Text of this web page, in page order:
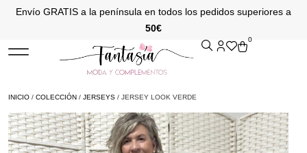
Envío GRATIS a la península en todos los pedidos superiores a
50€
0
INICIO / COLECCIÓN / JERSEYS / JERSEY LOOK VERDE